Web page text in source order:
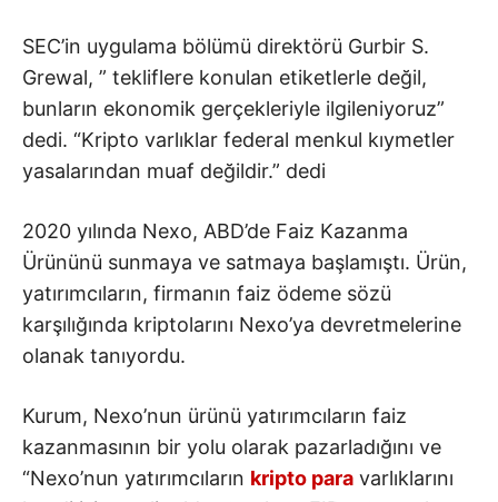
SEC’in uygulama bölümü direktörü Gurbir S.
Grewal, ” tekliflere konulan etiketlerle değil,
bunların ekonomik gerçekleriyle ilgileniyoruz”
dedi. “Kripto varlıklar federal menkul kıymetler
yasalarından muaf değildir.” dedi
2020 yılında Nexo, ABD’de Faiz Kazanma
Ürününü sunmaya ve satmaya başlamıştı. Ürün,
yatırımcıların, firmanın faiz ödeme sözü
karşılığında kriptolarını Nexo’ya devretmelerine
olanak tanıyordu.
Kurum, Nexo’nun ürünü yatırımcıların faiz
kazanmasının bir yolu olarak pazarladığını ve
“Nexo’nun yatırımcıların kripto para varlıklarını